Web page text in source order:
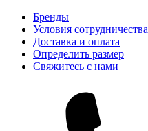
Бренды
Условия сотрудничества
Доставка и оплата
Определить размер
Свяжитесь с нами